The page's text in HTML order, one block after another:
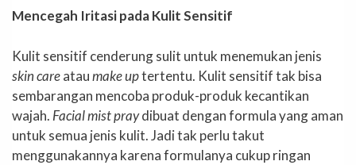
Mencegah Iritasi pada Kulit Sensitif
Kulit sensitif cenderung sulit untuk menemukan jenis
skin careataumake uptertentu. Kulit sensitif tak bisa
sembarangan mencoba produk-produk kecantikan
wajah. Facial mist praydibuat dengan formula yang aman
untuk semua jenis kulit. Jadi tak perlu takut
menggunakannya karena formulanya cukup ringan